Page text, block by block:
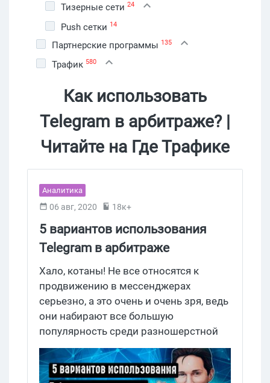
Тизерные сети 24
Push сетки 14
Партнерские программы 135
Трафик 580
Как использовать
Telegram в арбитраже? |
Читайте на Где Трафике
Аналитика
06 авг, 2020 18к+
5 вариантов использования
Telegram в арбитраже
Хало, котаны! Не все относятся к
продвижению в мессенджерах
серьезно, а это очень и очень зря, ведь
они набирают все большую
популярность среди разношерстной
аудитории. Сегодня мы рассмотрим 5
вариантов возможного
использования Telegram в арбитраже.